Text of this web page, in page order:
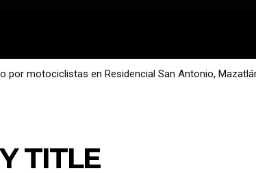
por motociclistas en Residencial San Antonio,
TITLE